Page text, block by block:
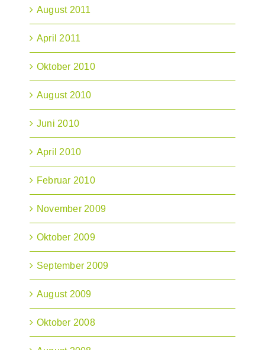
August 2011
April 2011
Oktober 2010
August 2010
Juni 2010
April 2010
Februar 2010
November 2009
Oktober 2009
September 2009
August 2009
Oktober 2008